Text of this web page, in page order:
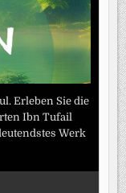
Erleben Sie die
Ibn Tufail
Werk